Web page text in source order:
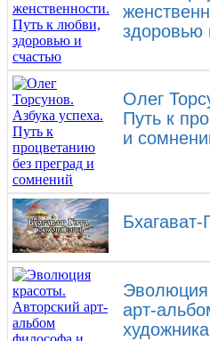
здоровью
Олег
Путь к
и
Бхагават-
Эволюция
арт-